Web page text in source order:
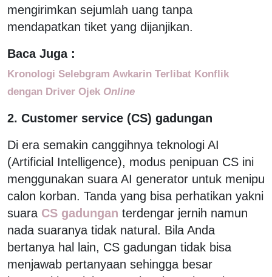
mengirimkan sejumlah uang tanpa
mendapatkan tiket yang dijanjikan.
Baca Juga :
Kronologi Selebgram Awkarin Terlibat Konflik
dengan Driver Ojek Online
2. Customer service (CS) gadungan
Di era semakin canggihnya teknologi AI
(Artificial Intelligence), modus penipuan CS ini
menggunakan suara AI generator untuk menipu
calon korban. Tanda yang bisa perhatikan yakni
suara CS gadungan terdengar jernih namun
nada suaranya tidak natural. Bila Anda
bertanya hal lain, CS gadungan tidak bisa
menjawab pertanyaan sehingga besar